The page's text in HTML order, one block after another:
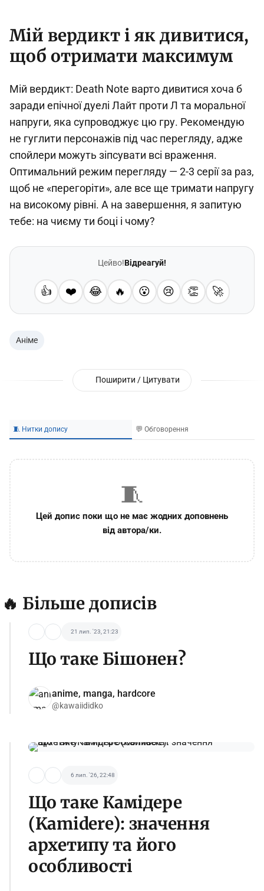
Мій вердикт і як дивитися,
щоб отримати максимум
Мій вердикт: Death Note варто дивитися хоча б
заради епічної дуелі Лайт проти Л та моральної
напруги, яка супроводжує цю гру. Рекомендую
не гуглити персонажів під час перегляду, адже
спойлери можуть зіпсувати всі враження.
Оптимальний режим перегляду — 2-3 серії за раз,
щоб не «перегоріти», але все ще тримати напругу
на високому рівні. А на завершення, я запитую
тебе: на чиєму ти боці і чому?
Цейво!Відреагуй!
👍 ❤️ 😂 🔥 😮 😢 👏 🚀
Аніме
Поширити / Цитувати
🧵 Нитки допису 💬 Обговорення
🧵
Цей допис поки що не має жодних доповнень
від автора/ки.
🔥 Більше дописів
21 лип. '23, 21:23
Що таке Бішонен?
anime, manga, hardcore
@kawaiididko
6 лип. '26, 22:48
Що таке Камідере
(Kamidere): значення
архетипу та його
особливості